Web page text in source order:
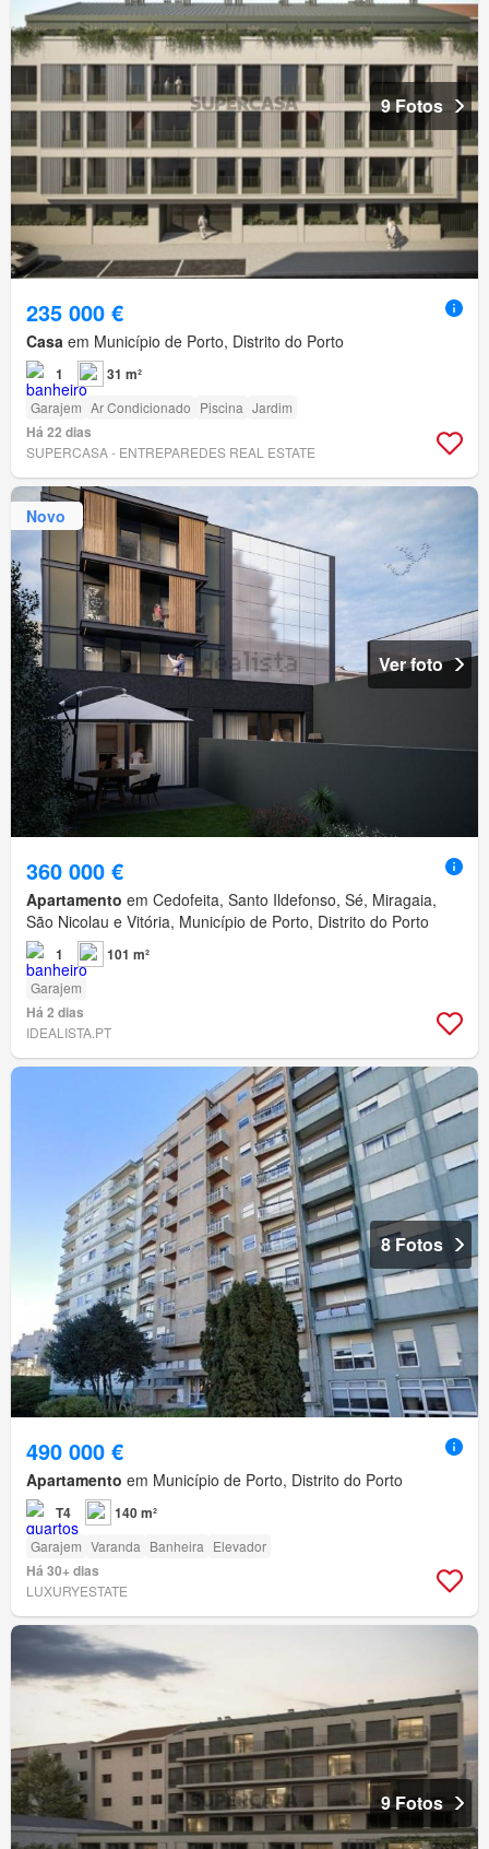
9 Fotos
235 000 €
Casa em Município de Porto, Distrito do Porto
1 31 m²
Garajem Ar Condicionado Piscina Jardim
Há 22 dias
SUPERCASA - ENTREPAREDES REAL ESTATE
Novo
Ver foto
360 000 €
Apartamento em Cedofeita, Santo Ildefonso, Sé, Miragaia,
São Nicolau e Vitória, Município de Porto, Distrito do Porto
1 101 m²
Garajem
Há 2 dias
IDEALISTA.PT
8 Fotos
490 000 €
Apartamento em Município de Porto, Distrito do Porto
T4 140 m²
Garajem Varanda Banheira Elevador
Há 30+ dias
LUXURYESTATE
9 Fotos